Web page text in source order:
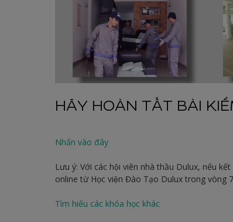
HÃY HOÀN TẤT BÀI
Nhấn vào đây
Lưu ý: Với các hội viên nhà thầu Dulux, nếu
online từ Học viện Đào Tạo Dulux trong vòng
Tìm hiểu các khóa học khác